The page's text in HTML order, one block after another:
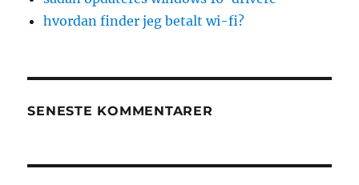
hvordan finder jeg betalt wi-fi?
SENESTE KOMMENTARER